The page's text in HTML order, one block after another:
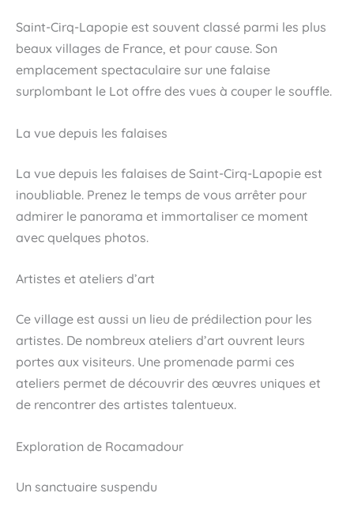
Saint-Cirq-Lapopie est souvent classé parmi les plus
beaux villages de France, et pour cause. Son
emplacement spectaculaire sur une falaise
surplombant le Lot offre des vues à couper le souffle.
La vue depuis les falaises
La vue depuis les falaises de Saint-Cirq-Lapopie est
inoubliable. Prenez le temps de vous arrêter pour
admirer le panorama et immortaliser ce moment
avec quelques photos.
Artistes et ateliers d’art
Ce village est aussi un lieu de prédilection pour les
artistes. De nombreux ateliers d’art ouvrent leurs
portes aux visiteurs. Une promenade parmi ces
ateliers permet de découvrir des œuvres uniques et
de rencontrer des artistes talentueux.
Exploration de Rocamadour
Un sanctuaire suspendu